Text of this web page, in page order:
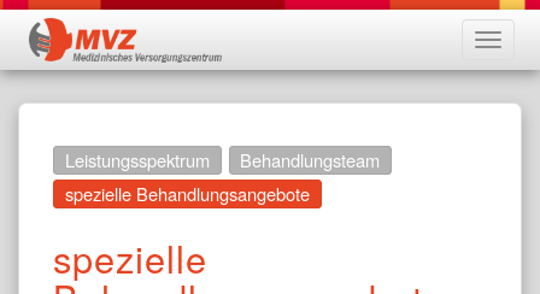
ein-/
Leistungsspektrum
Behandlungsteam
spezielle Behandlungsangebote
spezielle